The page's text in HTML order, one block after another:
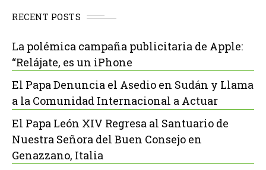
RECENT POSTS
La polémica campaña publicitaria de Apple:
“Relájate, es un iPhone
El Papa Denuncia el Asedio en Sudán y Llama
a la Comunidad Internacional a Actuar
El Papa León XIV Regresa al Santuario de
Nuestra Señora del Buen Consejo en
Genazzano, Italia